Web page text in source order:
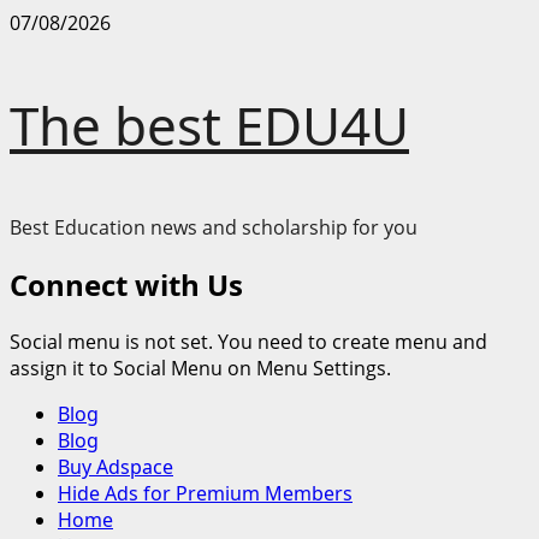
Skip
07/08/2026
The best EDU4U
Best Education news and scholarship for you
Connect with Us
Social menu is not set. You need to create menu and
assign it to Social Menu on Menu Settings.
Primary
Menu
Blog
Blog
Buy Adspace
Hide Ads for Premium Members
Home